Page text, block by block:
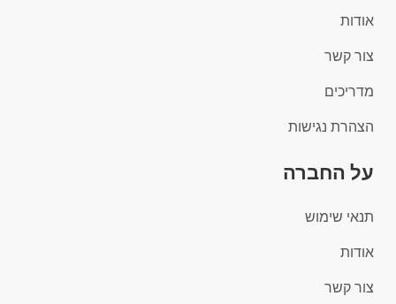
אודות
צור קשר
מדריכים
הצהרת נגישות
על החברה
תנאי שימוש
אודות
צור קשר